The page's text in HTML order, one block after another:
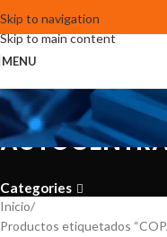
Skip to navigation
Skip to main content
MENU
COPA
Categories
Inicio
Productos etiquetados